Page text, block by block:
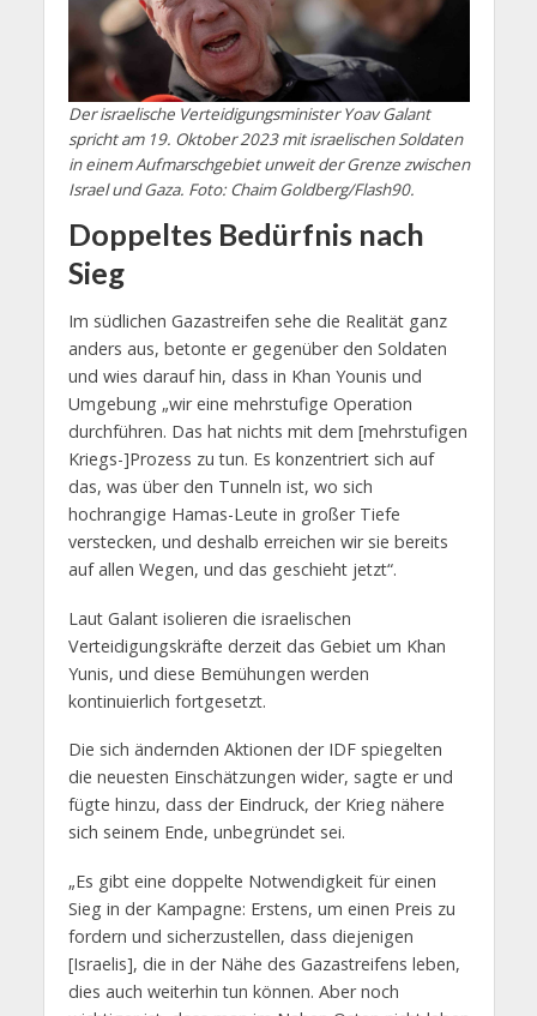
Der israelische Verteidigungsminister Yoav Galant
spricht am 19. Oktober 2023 mit israelischen Soldaten
in einem Aufmarschgebiet unweit der Grenze zwischen
Israel und Gaza. Foto: Chaim Goldberg/Flash90.
Doppeltes Bedürfnis nach
Sieg
Im südlichen Gazastreifen sehe die Realität ganz
anders aus, betonte er gegenüber den Soldaten
und wies darauf hin, dass in Khan Younis und
Umgebung „wir eine mehrstufige Operation
durchführen. Das hat nichts mit dem [mehrstufigen
Kriegs-]Prozess zu tun. Es konzentriert sich auf
das, was über den Tunneln ist, wo sich
hochrangige Hamas-Leute in großer Tiefe
verstecken, und deshalb erreichen wir sie bereits
auf allen Wegen, und das geschieht jetzt“.
Laut Galant isolieren die israelischen
Verteidigungskräfte derzeit das Gebiet um Khan
Yunis, und diese Bemühungen werden
kontinuierlich fortgesetzt.
Die sich ändernden Aktionen der IDF spiegelten
die neuesten Einschätzungen wider, sagte er und
fügte hinzu, dass der Eindruck, der Krieg nähere
sich seinem Ende, unbegründet sei.
„Es gibt eine doppelte Notwendigkeit für einen
Sieg in der Kampagne: Erstens, um einen Preis zu
fordern und sicherzustellen, dass diejenigen
[Israelis], die in der Nähe des Gazastreifens leben,
dies auch weiterhin tun können. Aber noch